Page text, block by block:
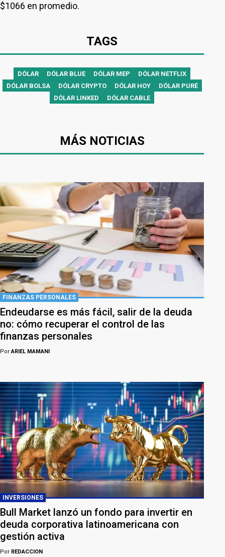
$1066 en promedio.
TAGS
DÓLAR DÓLAR BLUE DÓLAR MEP
DÓLAR NETFLIX
DÓLAR BOLSA
DÓLAR CRYPTO DÓLAR HOY
DÓLAR PURÉ
DÓLAR LINKED
DÓLAR CABLE
MÁS NOTICIAS
FINANZAS PERSONALES
Endeudarse es más fácil, salir de la deuda
no: cómo recuperar el control de las
finanzas personales
PorARIEL MAMANI
INVERSIONES
Bull Market lanzó un fondo para invertir en
deuda corporativa latinoamericana con
gestión activa
Por REDACCION